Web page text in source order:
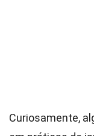
Curiosamente,